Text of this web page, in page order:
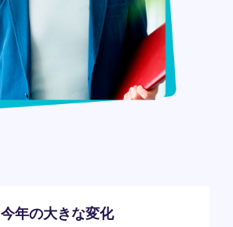
今年の大きな変化